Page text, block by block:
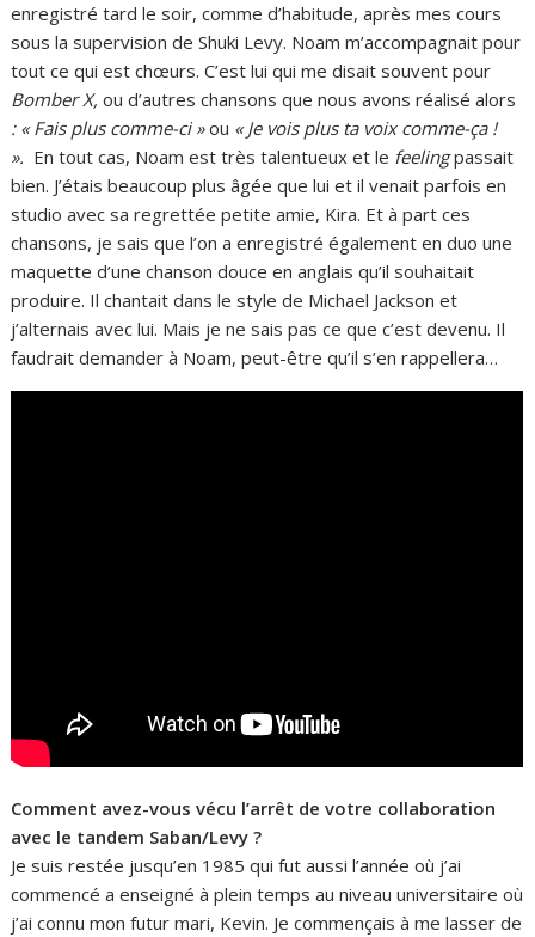
enregistré tard le soir, comme d’habitude, après mes cours
sous la supervision de Shuki Levy. Noam m’accompagnait pour
tout ce qui est chœurs. C’est lui qui me disait souvent pour
Bomber X,ou d’autres chansons que nous avons réalisé alors
: « Fais plus comme-ci »ou « Je vois plus ta voix comme-ça !
». En tout cas, Noam est très talentueux et le feelingpassait
bien. J’étais beaucoup plus âgée que lui et il venait parfois en
studio avec sa regrettée petite amie, Kira. Et à part ces
chansons, je sais que l’on a enregistré également en duo une
maquette d’une chanson douce en anglais qu’il souhaitait
produire. Il chantait dans le style de Michael Jackson et
j’alternais avec lui. Mais je ne sais pas ce que c’est devenu. Il
faudrait demander à Noam, peut-être qu’il s’en rappellera…
Comment avez-vous vécu l’arrêt de votre collaboration
avec le tandem Saban/Levy ?
Je suis restée jusqu’en 1985 qui fut aussi l’année où j’ai
commencé a enseigné à plein temps au niveau universitaire où
j’ai connu mon futur mari, Kevin. Je commençais à me lasser de